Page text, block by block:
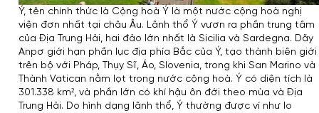
Ý, tên chính thức là Cộng hoà Ý là một nước cộng hoà nghị
viện đơn nhất tại châu Âu. Lãnh thổ Ý vươn ra phần trung tâm
của Địa Trung Hải, hai đảo lớn nhất là Sicilia và Sardegna. Dãy
Anpơ giới hạn phần lục địa phía Bắc của Ý, tạo thành biên giới
trên bộ với Pháp, Thụy Sĩ, Áo, Slovenia, trong khi San Marino và
Thành Vatican nằm lọt trong nước cộng hoà. Ý có diện tích là
301.338 km², và phần lớn có khí hậu ôn đới theo mùa và Địa
Trung Hải. Do hình dạng lãnh thổ, Ý thường được ví như lo